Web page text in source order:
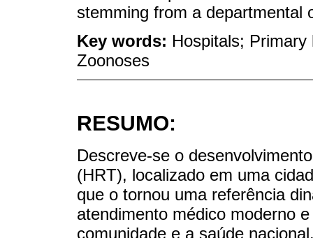
stemming from a departmental
Key words: Hospitals;
Zoonoses
RESUMO:
Descreve-se o
(HRT), localizado em uma
que o tornou uma referência
atendimento médico moderno
comunidade e a saúde